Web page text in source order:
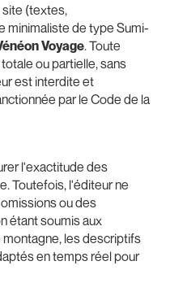
site (textes,
minimaliste de type Sumi-
Voyage. Toute
ou partielle, sans
est interdite et
par le Code de la
l'exactitude des
Toutefois, l'éditeur ne
ou des
étant soumis aux
les descriptifs
en temps réel pour